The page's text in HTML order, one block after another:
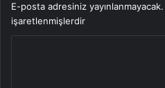
E-posta adresiniz yayınlanmayacak.
işaretlenmişlerdir